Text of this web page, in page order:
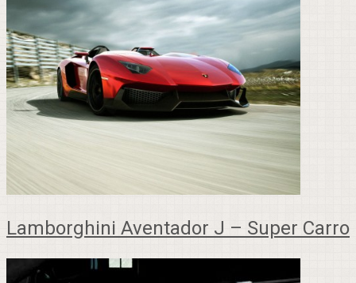
Lamborghini Aventador J – Super Carro